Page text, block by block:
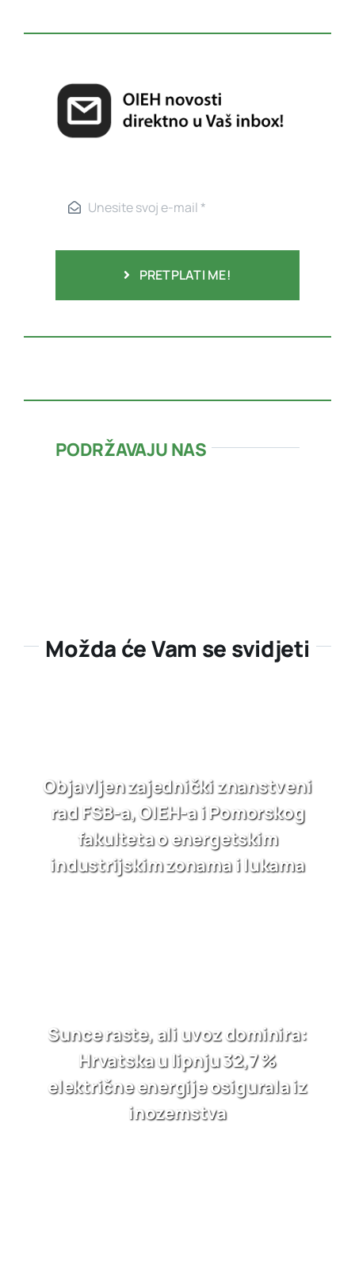
PRETPLATI ME!
PODRŽAVAJU NAS
Možda će Vam se svidjeti
Objavljen zajednički znanstveni
rad FSB-a, OIEH-a i Pomorskog
fakulteta o energetskim
industrijskim zonama i lukama
Sunce raste, ali uvoz dominira:
Hrvatska u lipnju 32,7 %
električne energije osigurala iz
inozemstva